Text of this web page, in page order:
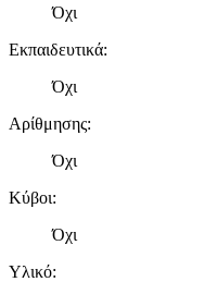
Όχι
Εκπαιδευτικά:
Όχι
Αρίθμησης:
Όχι
Κύβοι:
Όχι
Υλικό: